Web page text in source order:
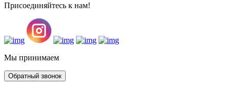
Присоединяйтесь к нам!
Мы принимаем
Обратный звонок